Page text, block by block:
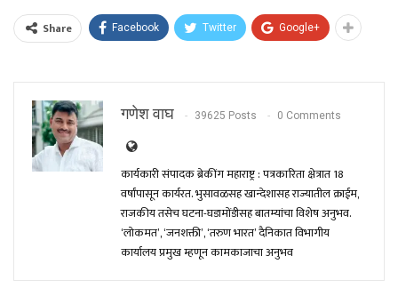
Share Facebook Twitter Google+
गणेश वाघ 39625 Posts 0 Comments
कार्यकारी संपादक ब्रेकींग महाराष्ट्र : पत्रकारिता क्षेत्रात 18
वर्षांपासून कार्यरत. भुसावळसह खान्देशासह राज्यातील क्राईम,
राजकीय तसेच घटना-घडामोंडीसह बातम्यांचा विशेष अनुभव.
‘लोकमत’, ‘जनशक्ती’, ‘तरुण भारत’ दैनिकात विभागीय
कार्यालय प्रमुख म्हणून कामकाजाचा अनुभव